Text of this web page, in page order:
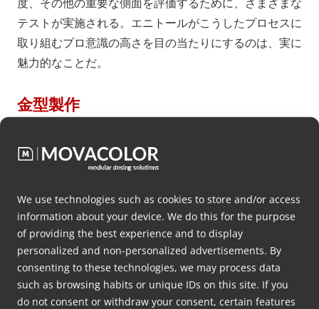
We use technologies such as cookies to store and/or access
information about your device. We do this for the purpose
of providing the best experience and to display
personalized and non-personalized advertisements. By
consenting to these technologies, we may process data
such as browsing habits or unique IDs on this site. If you
do not consent or withdraw your consent, certain features
テストが実施される。エニトールがこうしたプロセスに
取り組むプロ意識の高さを目の当たりにするのは、実に
魅力的なことだ。
金型製作
味をそそられた。押出成形メーカーが金型製造部門を持
つのは一般的ではないため、嬉しい驚きだった。
しかし、エニター社は、グループ内の管理と柔軟性を維
持するために、あえてこの施設を持つことにした。この
戦略的決定は、他の押出成形メーカーとは一線を画し、
新しい金型の開発とテストにおいてより自立的であるこ
とを可能にしている。